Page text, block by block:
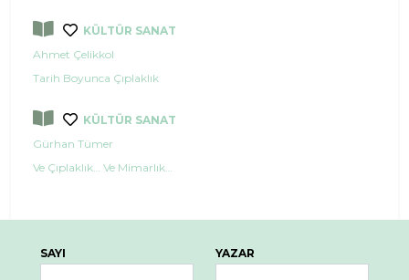
KÜLTÜR SANAT
Ahmet Çelikkol
Tarih Boyunca Çıplaklık
KÜLTÜR SANAT
Gürhan Tümer
Ve Çıplaklık… Ve Mimarlık…
SAYI YAZAR